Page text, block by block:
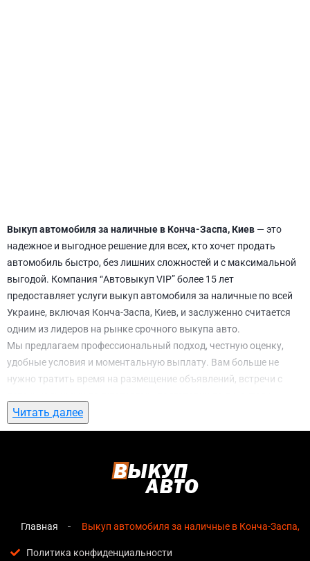
Выкуп автомобиля за наличные в Конча-Заспа, Киев — это
надежное и выгодное решение для всех, кто хочет продать
автомобиль быстро, без лишних сложностей и с максимальной
выгодой. Компания “Автовыкуп VIP” более 15 лет
предоставляет услуги выкуп автомобиля за наличные по всей
Украине, включая Конча-Заспа, Киев, и заслуженно считается
одним из лидеров на рынке срочного выкупа авто.
Мы предлагаем профессиональный подход, честную оценку,
удобные условия и моментальную выплату. Вам больше не
нужно тратить время на размещение объявлений, встречи с
ожидание. С нами вы можете
Конча-Заспа, Киеввсего за 1 день.
автомобиля за наличные в Конча-Заспа,
Мгновенная оценка— предварительная стоимость
озвучивается сразу после обращения, без скрытых
Читать далее
Главная Выкуп автомобиля за наличные в Конча-Заспа,
Политика конфиденциальности